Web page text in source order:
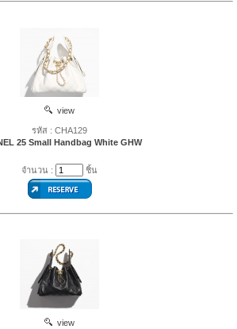
view
รหัส : CHA129
25 Small Handbag White GHW
จำนวน : ชิ้น
view